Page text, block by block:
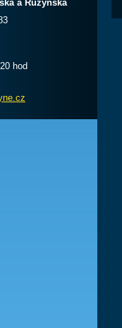
a Ruzyňská
hod
z